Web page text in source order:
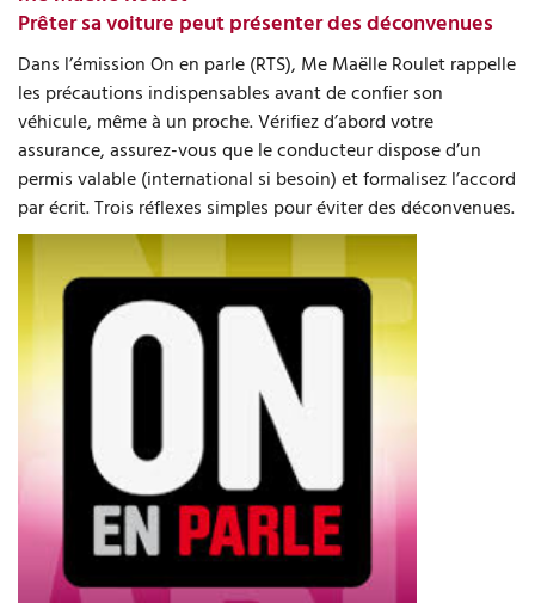
Prêter sa voiture peut présenter des déconvenues
Dans l’émission On en parle (RTS), Me Maëlle Roulet rappelle
les précautions indispensables avant de confier son
véhicule, même à un proche. Vérifiez d’abord votre
assurance, assurez-vous que le conducteur dispose d’un
permis valable (international si besoin) et formalisez l’accord
par écrit. Trois réflexes simples pour éviter des déconvenues.